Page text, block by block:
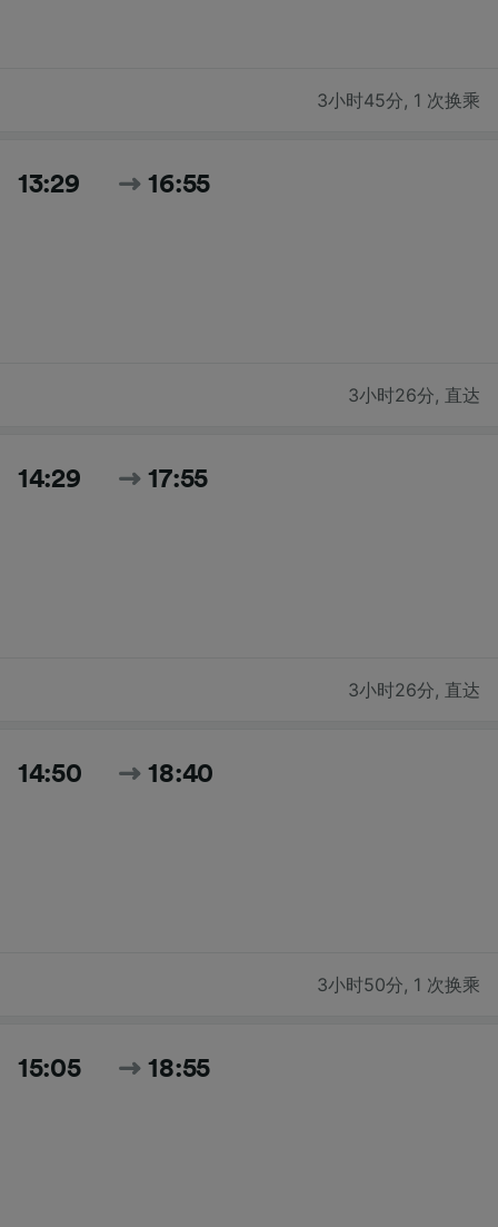
3小时45分, 1 次换乘
13:29 16:55
3小时26分, 直达
14:29 17:55
3小时26分, 直达
14:50 18:40
3小时50分, 1 次换乘
15:05 18:55